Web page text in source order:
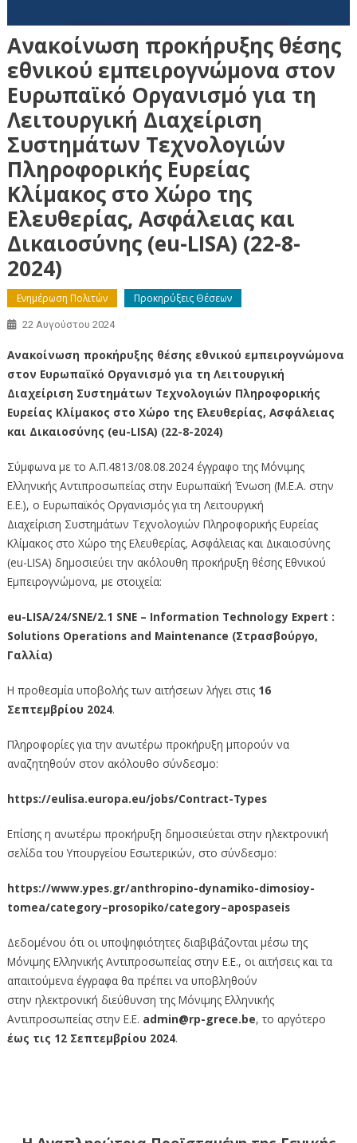
Ανακοίνωση προκήρυξης θέσης
εθνικού εμπειρογνώμονα στον
Ευρωπαϊκό Οργανισμό για τη
Λειτουργική Διαχείριση
Συστημάτων Τεχνολογιών
Πληροφορικής Ευρείας
Κλίμακος στο Χώρο της
Ελευθερίας, Ασφάλειας και
Δικαιοσύνης (eu-LISA) (22-8-
2024)
Ενημέρωση Πολιτών Προκηρύξεις Θέσεων
22 Αυγούστου 2024
Ανακοίνωση προκήρυξης θέσης εθνικού εμπειρογνώμονα
στον Ευρωπαϊκό Οργανισμό για τη Λειτουργική
Διαχείριση Συστημάτων Τεχνολογιών Πληροφορικής
Ευρείας Κλίμακος στο Χώρο της Ελευθερίας, Ασφάλειας
και Δικαιοσύνης (eu-LISA) (22-8-2024)
Σύμφωνα με το Α.Π.4813/08.08.2024 έγγραφο της Μόνιμης
Ελληνικής Αντιπροσωπείας στην Ευρωπαϊκή Ένωση (Μ.Ε.Α. στην
Ε.Ε.), ο Ευρωπαϊκός Οργανισμός για τη Λειτουργική
Διαχείριση Συστημάτων Τεχνολογιών Πληροφορικής Ευρείας
Κλίμακος στο Χώρο της Ελευθερίας, Ασφάλειας και Δικαιοσύνης
(eu-LISA) δημοσιεύει την ακόλουθη προκήρυξη θέσης Εθνικού
Εμπειρογνώμονα, με στοιχεία:
eu-LISA/24/SNE/2.1 SNE – Information Technology Expert :
Solutions Operations and Maintenance (Στρασβούργο,
Γαλλία)
Η προθεσμία υποβολής των αιτήσεων λήγει στις 16
Σεπτεμβρίου 2024.
Πληροφορίες για την ανωτέρω προκήρυξη μπορούν να
αναζητηθούν στον ακόλουθο σύνδεσμο:
https://eulisa.europa.eu/jobs/Contract-Types
Επίσης η ανωτέρω προκήρυξη δημοσιεύεται στην ηλεκτρονική
σελίδα του Υπουργείου Εσωτερικών, στο σύνδεσμο:
https://www.ypes.gr/anthropino-dynamiko-dimosioy-
tomea/category–prosopiko/category–apospaseis
Δεδομένου ότι οι υποψηφιότητες διαβιβάζονται μέσω της
Μόνιμης Ελληνικής Αντιπροσωπείας στην Ε.Ε., οι αιτήσεις και τα
απαιτούμενα έγγραφα θα πρέπει να υποβληθούν
στην ηλεκτρονική διεύθυνση της Μόνιμης Ελληνικής
Αντιπροσωπείας στην Ε.Ε. admin@rp-grece.be, το αργότερο
έως τις 12 Σεπτεμβρίου 2024.